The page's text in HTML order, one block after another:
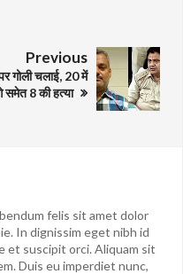
Previous
गोली चलाई, 20 में
समेत 8 की हत्या
felis sit amet dolor
In dignissim eget nibh id
et suscipit orci. Aliquam sit
Duis eu imperdiet nunc,